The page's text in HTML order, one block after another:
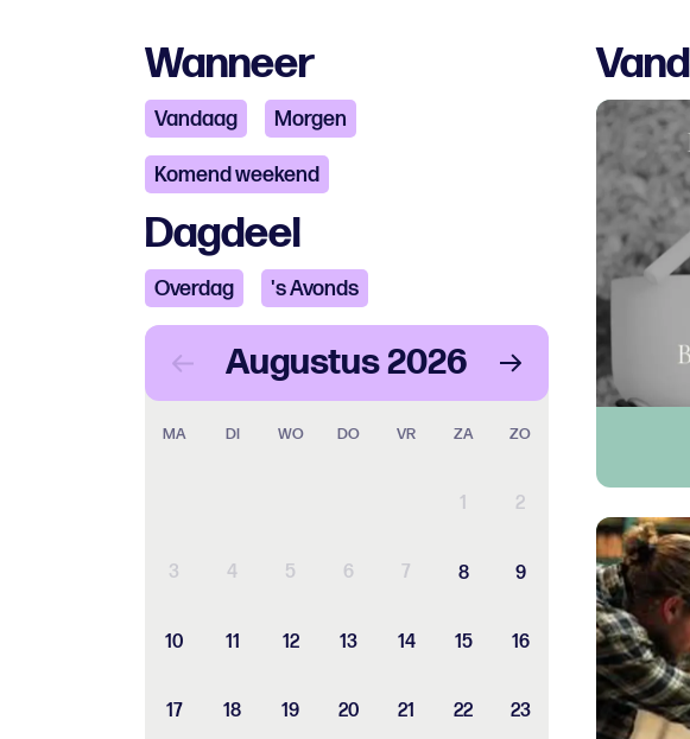
Wanneer
Vandaag Morgen
Komend weekend
Dagdeel
Overdag 's Avonds
Augustus2026
MA DI WO DO VR ZA ZO
1 2
3 4 5 6 7 8 9
10 11 12 13 14 15 16
17 18 19 20 21 22 23